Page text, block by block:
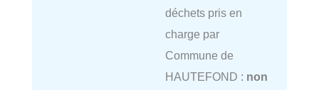
déchets pris en
charge par
Commune de
HAUTEFOND : non